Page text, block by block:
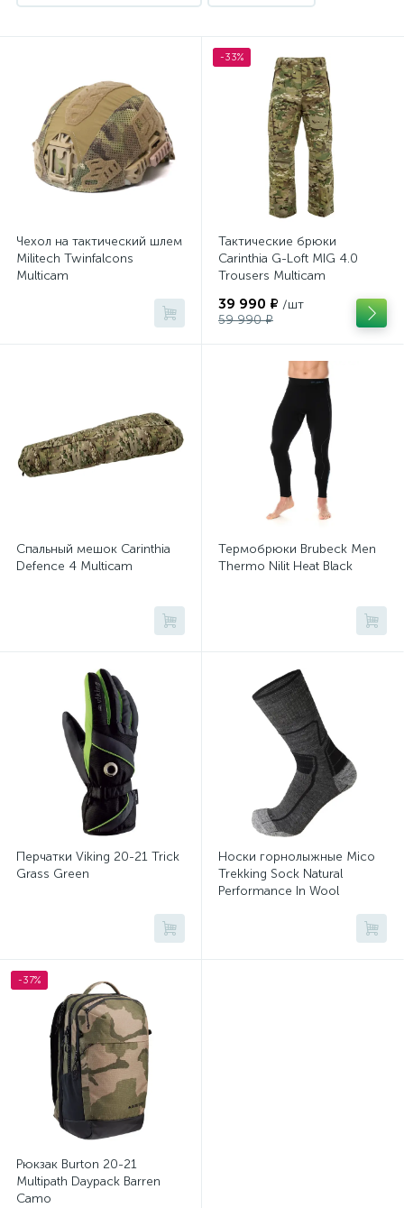
Термобелье 1
Чехол на тактический шлем
Militech Twinfalcons
Multicam
-33%
Тактические брюки
Carinthia G-Loft MIG 4.0
Trousers Multicam
39 990 ₽ /шт
59 990 ₽
Спальный мешок Carinthia
Defence 4 Multicam
Термобрюки Brubeck Men
Thermo Nilit Heat Black
Перчатки Viking 20-21 Trick
Grass Green
Носки горнолыжные Mico
Trekking Sock Natural
Performance In Wool
-37%
Рюкзак Burton 20-21
Multipath Daypack Barren
Camo